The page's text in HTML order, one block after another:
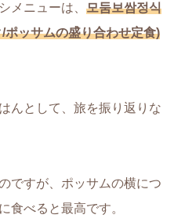
メニューは、 모둠보쌈정식
ッサムの盛り合わせ定食)
んとして、旅を振り返りな
ですが、ポッサムの横につ
食べると最高です。